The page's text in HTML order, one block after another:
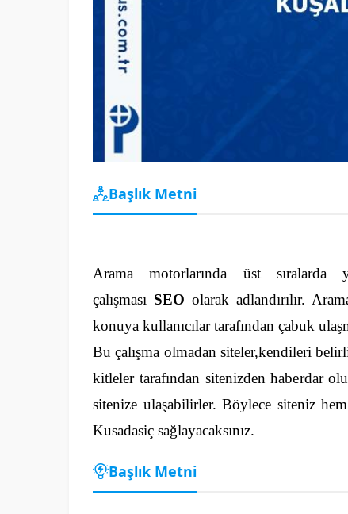
Başlık Metni
Arama motorlarında üst
çalışması SEO olarak adlandırılır.
konuya kullanıcılar tarafından çabuk
Bu çalışma olmadan siteler,kendileri
kitleler tarafından sitenizden haberdar
sitenize ulaşabilirler. Böylece siteniz
Kusadasiç sağlayacaksınız.
Başlık Metni